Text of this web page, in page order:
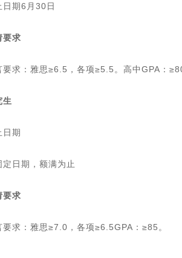
日期6月30日
要求
要求：雅思≥6.5，各项≥5.5。高中GPA：
生
日期
定日期，额满为止
要求
要求：雅思≥7.0，各项≥6.5GPA：≥85。